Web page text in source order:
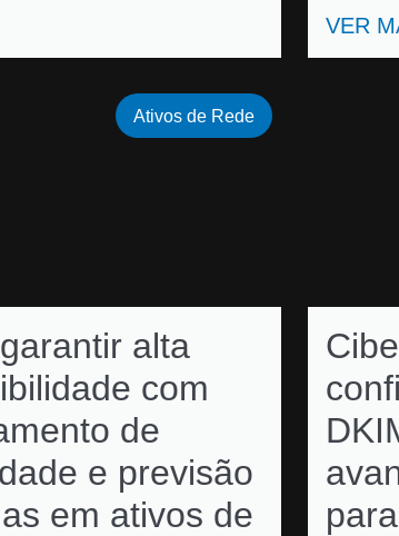
VER
alta
com
de
e previsão
em ativos de
Ativos de Rede